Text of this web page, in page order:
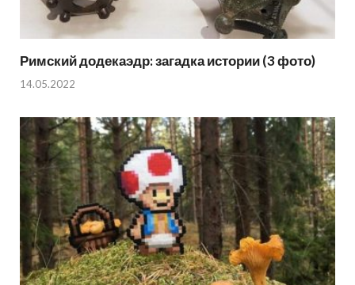
Римский додекаэдр: загадка истории (3 фото)
14.05.2022